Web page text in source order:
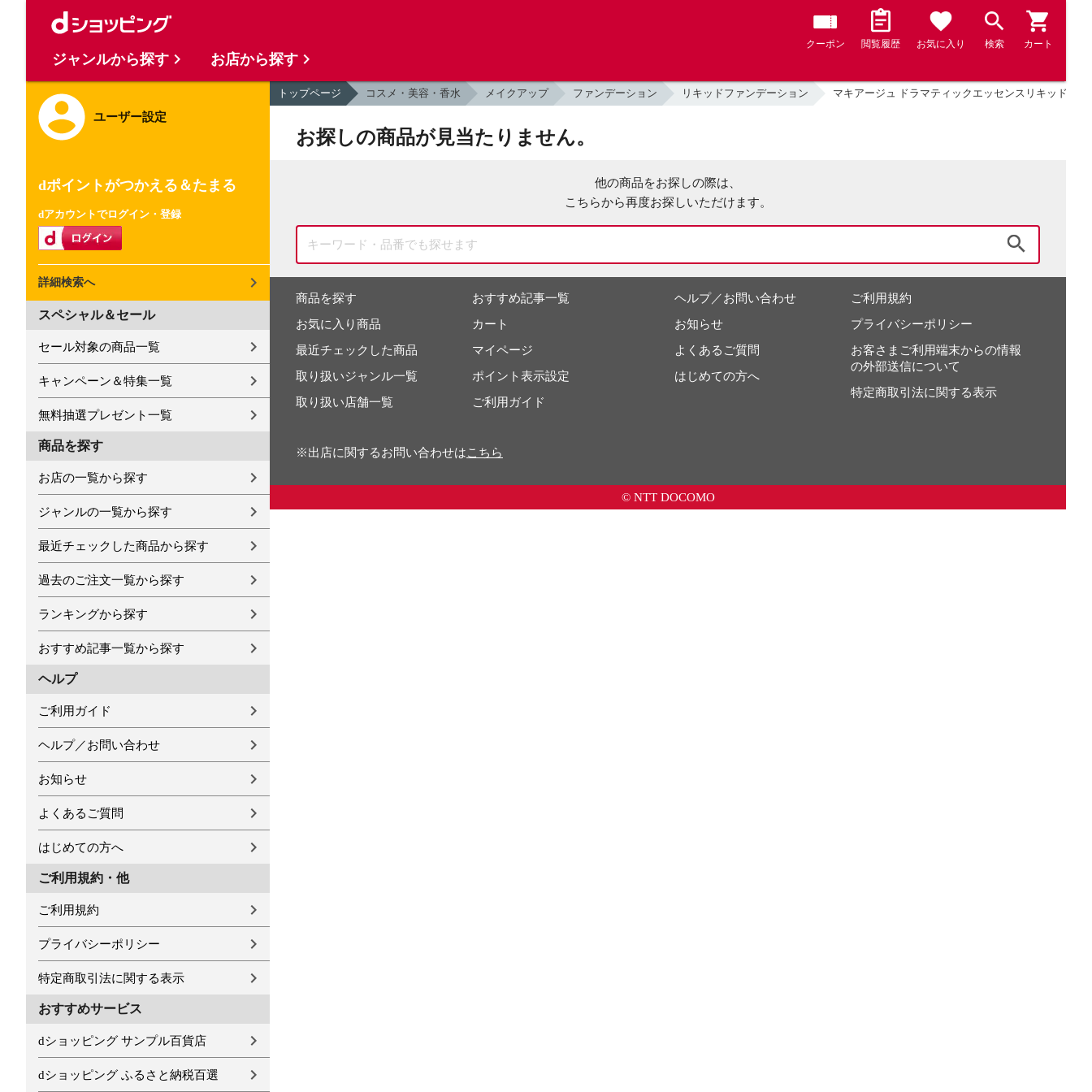
クーポン 閲覧履歴 お気に入り 検索 カート
ユーザー設定
dポイントがつかえる＆たまる
dアカウントでログイン・登録
詳細検索へ
スペシャル＆セール
セール対象の商品一覧
キャンペーン＆特集一覧
無料抽選プレゼント一覧
商品を探す
お店の一覧から探す
ジャンルの一覧から探す
最近チェックした商品から探す
過去のご注文一覧から探す
ランキングから探す
おすすめ記事一覧から探す
ヘルプ
ご利用ガイド
ヘルプ／お問い合わせ
お知らせ
よくあるご質問
はじめての方へ
ご利用規約・他
ご利用規約
プライバシーポリシー
特定商取引法に関する表示
おすすめサービス
dショッピング サンプル百貨店
dショッピング ふるさと納税百選
トップページ コスメ・美容・香水 メイクアップ ファンデーション リキッドファンデーション マキアージュ ドラマティックエッセンスリキッド オ
お探しの商品が見当たりません。
他の商品をお探しの際は、
こちらから再度お探しいただけます。
商品を探す
お気に入り商品
最近チェックした商品
取り扱いジャンル一覧
取り扱い店舗一覧
おすすめ記事一覧
カート
マイページ
ポイント表示設定
ご利用ガイド
ヘルプ／お問い合わせ
お知らせ
よくあるご質問
はじめての方へ
ご利用規約
プライバシーポリシー
お客さまご利用端末からの情報
の外部送信について
特定商取引法に関する表示
※出店に関するお問い合わせはこちら
© NTT DOCOMO
ジャンルから探す お店から探す